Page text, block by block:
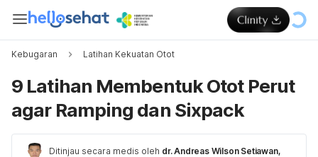
Kebugaran Latihan Kekuatan Otot
9 Latihan Membentuk Otot Perut
agar Ramping dan Sixpack
Ditinjau secara medis oleh dr. Andreas Wilson Setiawan,